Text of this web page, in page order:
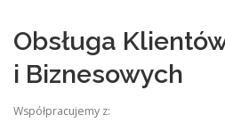
Obsługa
i Biznesowych
Współpracujemy z: